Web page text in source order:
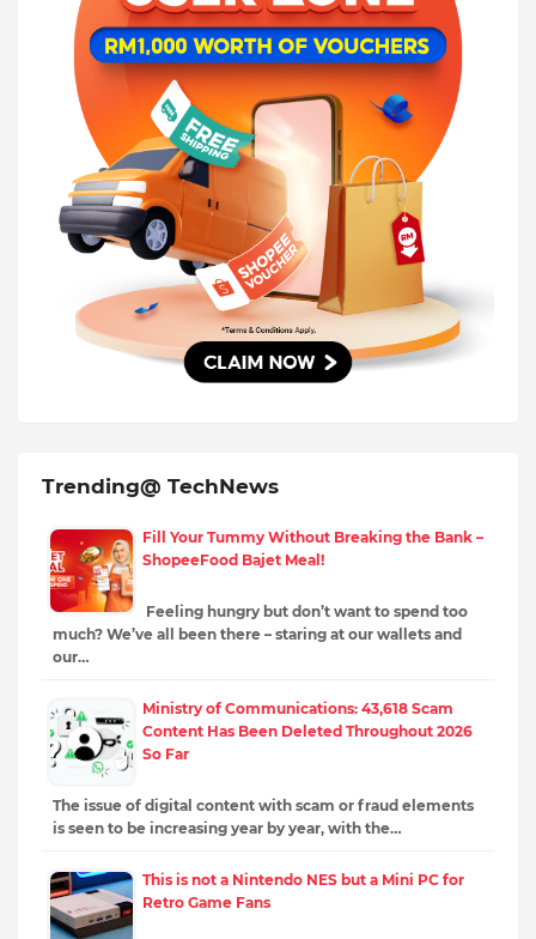
Trending@ TechNews
Fill Your Tummy Without Breaking the Bank –
ShopeeFood Bajet Meal!
Feeling hungry but don’t want to spend too
much? We’ve all been there – staring at our wallets and
our…
Ministry of Communications: 43,618 Scam
Content Has Been Deleted Throughout 2026
So Far
The issue of digital content with scam or fraud elements
is seen to be increasing year by year, with the…
This is not a Nintendo NES but a Mini PC for
Retro Game Fans